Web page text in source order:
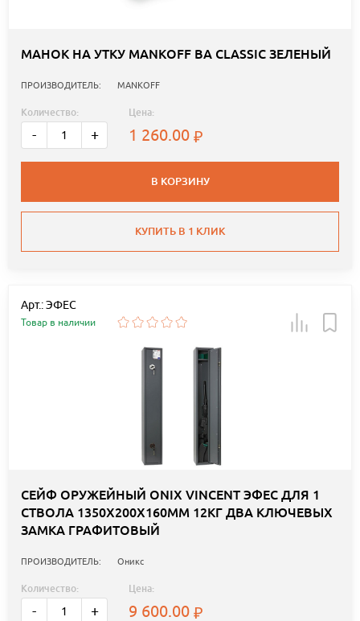
МАНОК НА УТКУ MANKOFF BA CLASSIC ЗЕЛЕНЫЙ
ПРОИЗВОДИТЕЛЬ: MANKOFF
Количество:
- +
Цена:
1 260.00
В КОРЗИНУ
КУПИТЬ В 1 КЛИК
Арт.: ЭФЕС
Товар в наличии
СЕЙФ ОРУЖЕЙНЫЙ ONIX VINCENT ЭФЕС ДЛЯ 1
СТВОЛА 1350Х200Х160ММ 12КГ ДВА КЛЮЧЕВЫХ
ЗАМКА ГРАФИТОВЫЙ
ПРОИЗВОДИТЕЛЬ: Оникс
Количество:
- +
Цена:
9 600.00